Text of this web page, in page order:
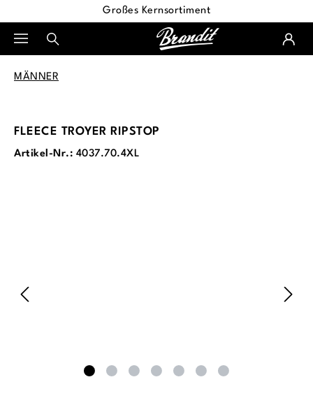
Großes Kernsortiment
MÄNNER
FLEECE TROYER RIPSTOP
Artikel-Nr.: 4037.70.4XL